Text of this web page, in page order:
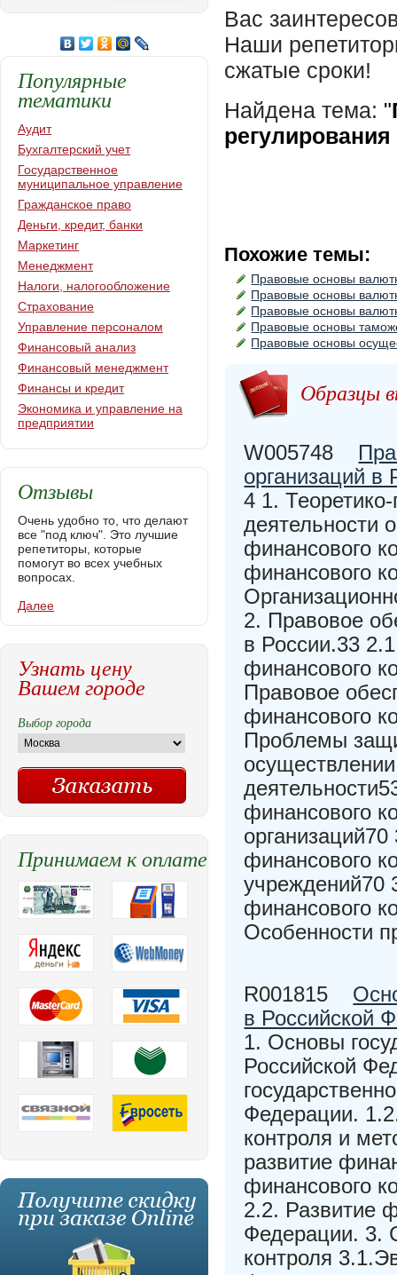
Вас
Наши
сжатые сроки!
Найдена тема: "
Похожие темы:
Правовые основы
Правовые основы
Правовые основы
Правовые основы
Правовые основы
Образцы
W005748
организаций в
4 1.
деятельности
финансового
финансового
2. Правовое
в России.33
финансового
Правовое
финансового
Проблемы
финансового
финансового
учреждений70
финансового
Особенности
R001815
в Российской
1. Основы
Российской
Федерации.
контроля и
развитие
финансового
2.2. Развитие
Федерации. 3.
контроля
Популярные
тематики
Аудит
Бухгалтерский учет
Государственное
муниципальное управление
Гражданское право
Деньги, кредит, банки
Маркетинг
Менеджмент
Налоги, налогообложение
Страхование
Управление персоналом
Финансовый анализ
Финансовый менеджмент
Финансы и кредит
Экономика и управление на
предприятии
Отзывы
Очень удобно то, что делают
все "под ключ". Это лучшие
репетиторы, которые
помогут во всех учебных
вопросах.
Далее
Узнать цену
Вашем городе
Выбор города
Принимаем к оплате